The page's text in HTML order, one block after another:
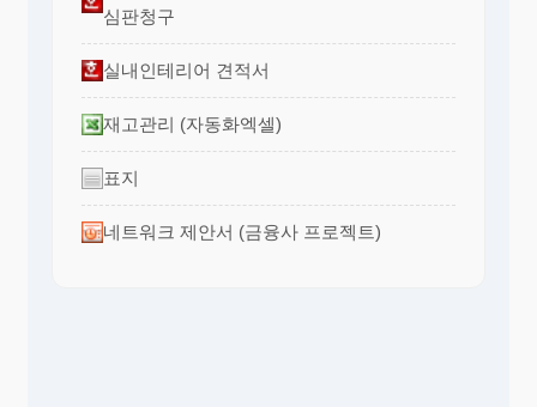
심판청구
실내인테리어 견적서
재고관리 (자동화엑셀)
표지
네트워크 제안서 (금융사 프로젝트)